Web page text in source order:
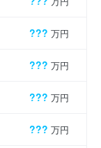
??? 万円
??? 万円
??? 万円
??? 万円